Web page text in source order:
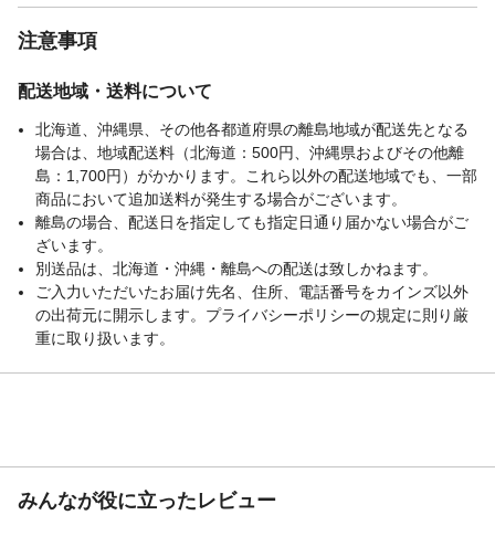
注意事項
配送地域・送料について
北海道、沖縄県、その他各都道府県の離島地域が配送先となる
場合は、地域配送料（北海道：500円、沖縄県およびその他離
島：1,700円）がかかります。これら以外の配送地域でも、一部
商品において追加送料が発生する場合がございます。
離島の場合、配送日を指定しても指定日通り届かない場合がご
ざいます。
別送品は、北海道・沖縄・離島への配送は致しかねます。
ご入力いただいたお届け先名、住所、電話番号をカインズ以外
の出荷元に開示します。プライバシーポリシーの規定に則り厳
重に取り扱います。
みんなが役に立ったレビュー